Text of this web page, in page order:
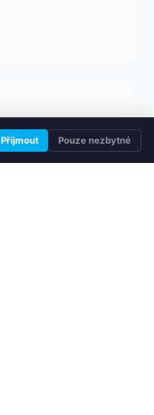
Přijmout Pouze nezbytné